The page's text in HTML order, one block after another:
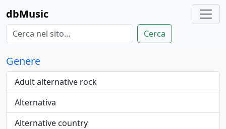
dbMusic
Cerca
Genere
Adult alternative rock
Alternativa
Alternative country